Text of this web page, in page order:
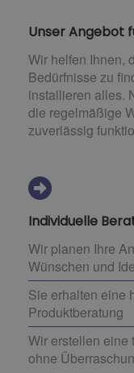
Unser Angebot
Wir helfen Ihnen,
Bedürfnisse zu
installieren alles.
die regelmäßige
zuverlässig
Individuelle
Wir planen Ihre
Wünschen und
Sie erhalten eine
Produktberatung
Wir erstellen eine
ohne